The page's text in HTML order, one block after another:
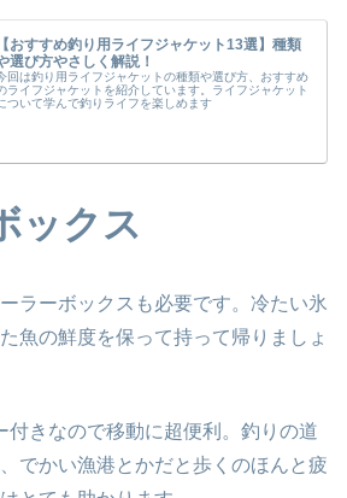
【おすすめ釣り用ライフジャケット13選】種類
選び方やさしく解説！
回は釣り用ライフジャケットの種類や選び方、おすすめ
ライフジャケットを紹介しています。ライフジャケット
ついて学んで釣りライフを楽しめます
ックス
ラーボックスも必要です。冷たい氷
魚の鮮度を保って持って帰りましょ
付きなので移動に超便利。釣りの道
でかい漁港とかだと歩くのほんと疲